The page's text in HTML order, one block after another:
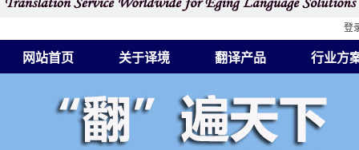
网站首页 关于译境 翻译产品 行业方
登